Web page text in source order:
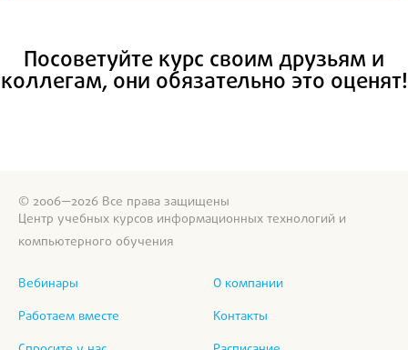
Посоветуйте курс своим друзьям и
коллегам, они обязательно это оценят!
© 2006—2026 Все права защищены
Центр учебных курсов информационных технологий и
компьютерного обучения
Вебинары
Работаем вместе
О компании
Контакты